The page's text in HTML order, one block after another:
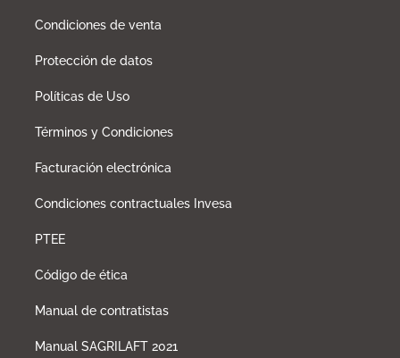
Condiciones de venta
Protección de datos
Políticas de Uso
Términos y Condiciones
Facturación electrónica
Condiciones contractuales Invesa
PTEE
Código de ética
Manual de contratistas
Manual SAGRILAFT 2021